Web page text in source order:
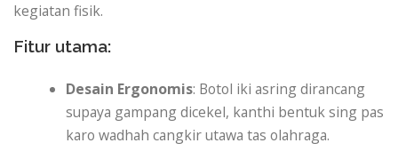
kegiatan fisik.
Fitur utama:
Desain Ergonomis: Botol iki asring dirancang
supaya gampang dicekel, kanthi bentuk sing pas
karo wadhah cangkir utawa tas olahraga.